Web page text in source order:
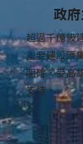
政
超過千億級
重要建設匯
明確，受高
支持。